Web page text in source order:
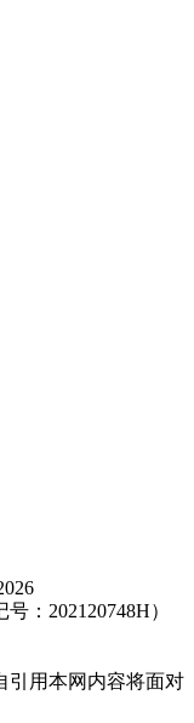
：202120748H）
引用本网内容将面对